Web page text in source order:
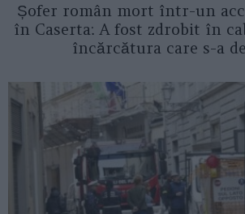
Șofer român mort într-un
în Caserta: A fost zdrobit în
încărcătura care s-a